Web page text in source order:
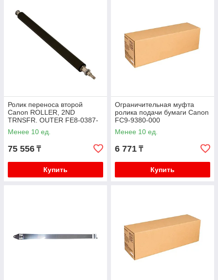
Ролик переноса второй
Canon ROLLER, 2ND
TRNSFR. OUTER FE8-0387-
000
Менее 10 ед.
75 556 ₸
Купить
Ограничительная муфта
ролика подачи бумаги Canon
FC9-9380-000
Менее 10 ед.
6 771 ₸
Купить